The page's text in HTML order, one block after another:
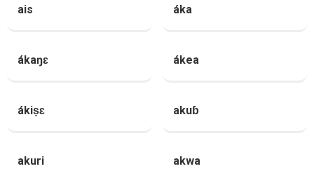
ais áka
ákaŋɛ ákea
ákiṣɛ akuɓ
akuri akwa